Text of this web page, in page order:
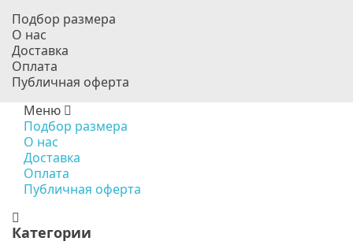
Подбор размера
О нас
Доставка
Оплата
Публичная оферта
Меню
Подбор размера
О нас
Доставка
Оплата
Публичная оферта
Категории